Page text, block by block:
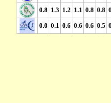
0.8 1.3 1.2 1.1 0.8 0.8
0.0 0.1 0.6 0.6 0.6 0.5